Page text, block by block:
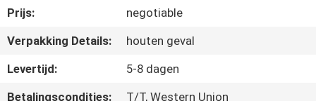
VERZOEK
OM EEN
CITAAT
Prijs:
negotiable
Verpakking Details:
houten geval
Levertijd:
5-8 dagen
Betalingscondities:
T/T, Western Union